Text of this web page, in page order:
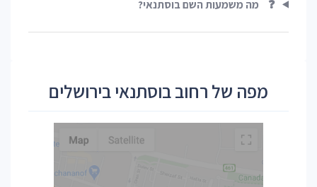
❓ מה משמעות השם בוסתנאי?
מפה של רחוב בוסתנאי בירושלים